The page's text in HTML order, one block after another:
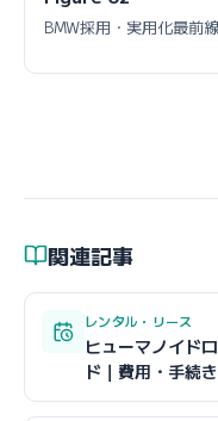
BMW採用・実用化最前
関連記事
レンタル・リース
ヒューマノイド
ド｜費用・手続